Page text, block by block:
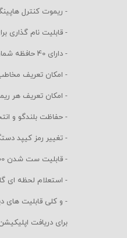
- ریموت کنترل هاپینگ
- قابلیت نام گذاری
- دارای 40 حافظه شماره تماس (تعریف 40 مدیر)
- امکان تعریف مخاطب
- امکان تعریف هر
- حفاظت بلندگو و
- تغییر رمز کیپد دستگاه
- قابلیت ست شدن 100 سنسور برای هر زون
- استعلام لحظه ای
- و کلی قابلیت های
برای دریافت